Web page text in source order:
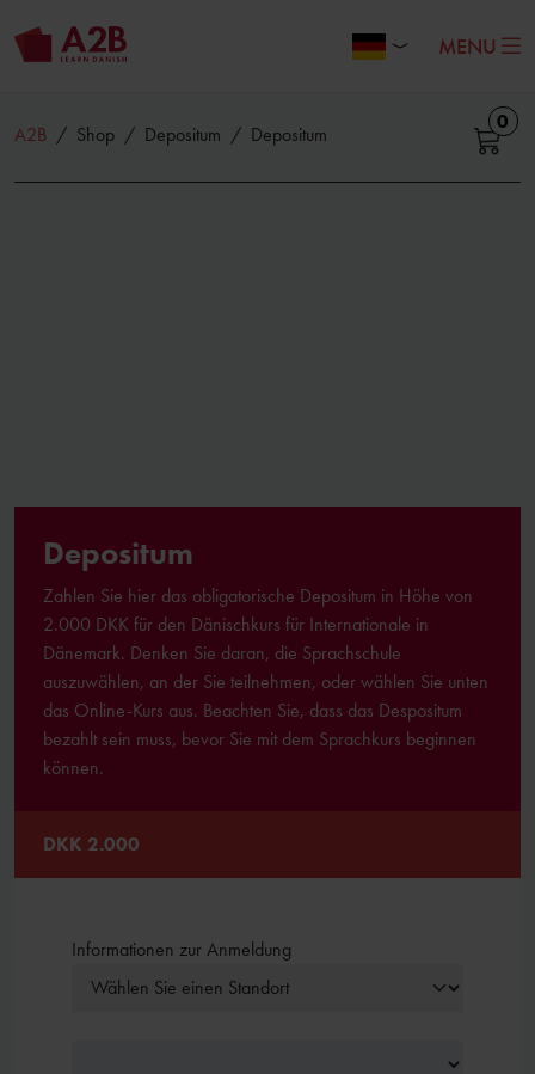
MENU
A2B / Shop / Depositum / Depositum
0
Depositum
Zahlen Sie hier das obligatorische Depositum in Höhe von
2.000 DKK für den Dänischkurs für Internationale in
Dänemark. Denken Sie daran, die Sprachschule
auszuwählen, an der Sie teilnehmen, oder wählen Sie unten
das Online-Kurs aus. Beachten Sie, dass das Despositum
bezahlt sein muss, bevor Sie mit dem Sprachkurs beginnen
können.
DKK 2.000
Informationen zur Anmeldung